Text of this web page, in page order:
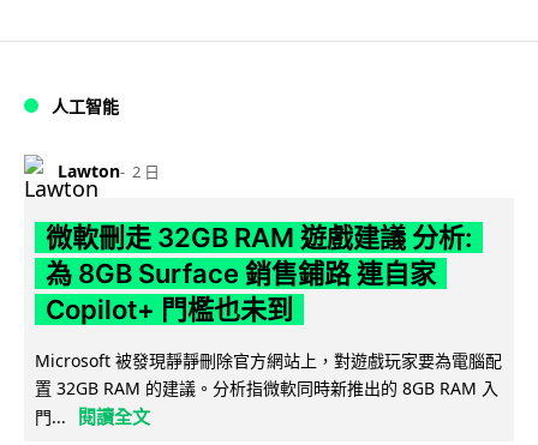
人工智能
Lawton 2 日
微軟刪走 32GB RAM 遊戲建議 分析:
為 8GB Surface 銷售鋪路 連自家
Copilot+ 門檻也未到
Microsoft 被發現靜靜刪除官方網站上，對遊戲玩家要為電腦配
置 32GB RAM 的建議。分析指微軟同時新推出的 8GB RAM 入
門...
閱讀全文